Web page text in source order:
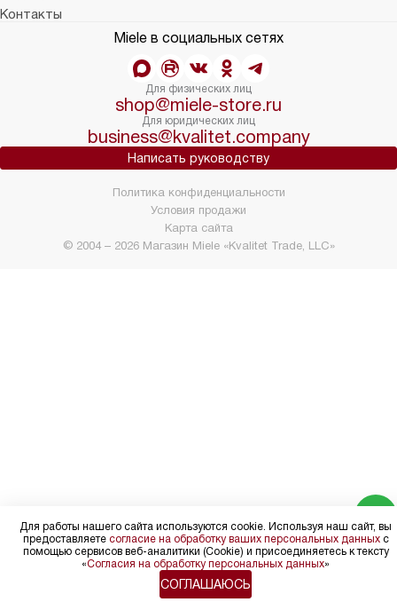
Контакты
Miele в социальных сетях
Для физических лиц
shop@miele-store.ru
Для юридических лиц
business@kvalitet.company
Написать руководству
© 2004 – 2026 Магазин Miele «Kvalitet Trade, LLC»
Политика конфиденциальности
Условия продажи
Карта сайта
Для работы нашего сайта используются cookie. Используя наш сайт, вы
предоставляете согласие на обработку ваших персональных данныхс
помощью сервисов веб-аналитики (Cookie) и присоединяетесь к тексту
«Согласия на обработку персональных данных»
СОГЛАШАЮСЬ